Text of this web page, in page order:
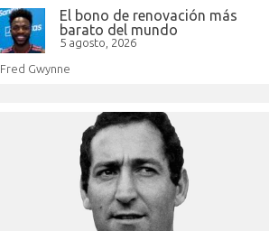
El bono de renovación más
barato del mundo
5 agosto, 2026
Fred Gwynne